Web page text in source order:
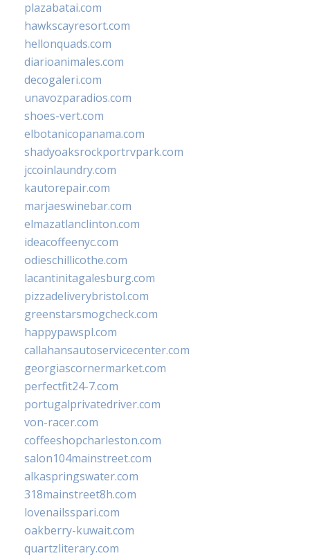
plazabatai.com
hawkscayresort.com
hellonquads.com
diarioanimales.com
decogaleri.com
unavozparadios.com
shoes-vert.com
elbotanicopanama.com
shadyoaksrockportrvpark.com
jccoinlaundry.com
kautorepair.com
marjaeswinebar.com
elmazatlanclinton.com
ideacoffeenyc.com
odieschillicothe.com
lacantinitagalesburg.com
pizzadeliverybristol.com
greenstarsmogcheck.com
happypawspl.com
callahansautoservicecenter.com
georgiascornermarket.com
perfectfit24-7.com
portugalprivatedriver.com
von-racer.com
coffeeshopcharleston.com
salon104mainstreet.com
alkaspringswater.com
318mainstreet8h.com
lovenailsspari.com
oakberry-kuwait.com
quartzliterary.com